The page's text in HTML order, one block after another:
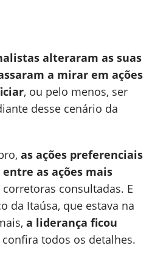
alteraram as suas
a mirar em ações
, ou pelo menos, ser
desse cenário da
as ações preferenciais
as ações mais
corretoras consultadas. E
da Itaúsa, que estava na
a liderança ficou
confira todos os detalhes.